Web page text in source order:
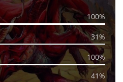
100%
31%
100%
41%